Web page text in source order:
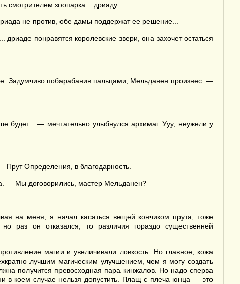
смотрителем зоопарка... дриаду.
не против, обе дамы поддержат ее решение...
понравятся королевские звери, она захочет остаться
Задумчиво побарабанив пальцами, Мельданен произнес: —
будет... — мечтательно улыбнулся архимаг. Ууу, неужели у
Определения, в благодарность.
— Мы договорились, мастер Мельданен?
на меня, я начал касаться вещей кончиком прута, тоже
раз он отказался, то различия гораздо существенней
магии и увеличивали ловкость. Но главное, кожа
лучшим магическим улучшением, чем я могу создать
получится превосходная пара кинжалов. Но надо сперва
в коем случае нельзя допустить. Плащ с плеча юнца — это